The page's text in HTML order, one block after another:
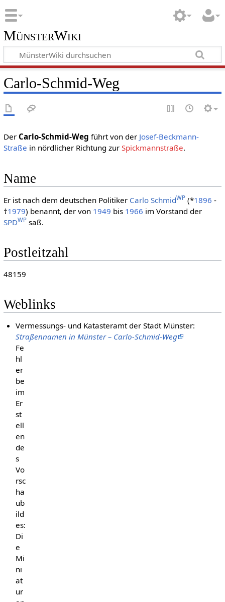
MünsterWiki
Carlo-Schmid-Weg
Der Carlo-Schmid-Weg führt von der Josef-Beckmann-
Straße in nördlicher Richtung zur Spickmannstraße.
Name
Er ist nach dem deutschen Politiker Carlo SchmidWP(*1896 -
†1979) benannt, der von 1949 bis 1966 im Vorstand der
SPDWPsaß.
Postleitzahl
48159
Weblinks
Vermessungs- und Katasteramt der Stadt Münster:
Straßennamen in Münster – Carlo-Schmid-Weg
Fe
hl
er
be
im
Er
st
ell
en
de
s
Vo
rsc
ha
ub
ild
es:
Di
e
Mi
ni
at
ur